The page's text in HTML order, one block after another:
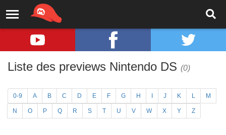
Liste des previews Nintendo DS (0)
0-9 A B C D E F G H J K L M
N O P Q R S T U V W X Y Z